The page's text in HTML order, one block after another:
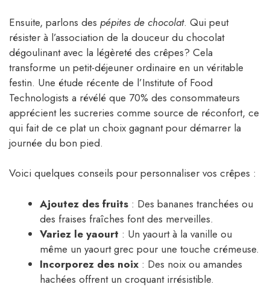
Ensuite, parlons des pépites de chocolat. Qui peut
résister à l’association de la douceur du chocolat
dégoulinant avec la légèreté des crêpes? Cela
transforme un petit-déjeuner ordinaire en un véritable
festin. Une étude récente de l’Institute of Food
Technologists a révélé que 70% des consommateurs
apprécient les sucreries comme source de réconfort, ce
qui fait de ce plat un choix gagnant pour démarrer la
journée du bon pied.
Voici quelques conseils pour personnaliser vos crêpes :
Ajoutez des fruits : Des bananes tranchées ou
des fraises fraîches font des merveilles.
Variez le yaourt : Un yaourt à la vanille ou
même un yaourt grec pour une touche crémeuse.
Incorporez des noix : Des noix ou amandes
hachées offrent un croquant irrésistible.